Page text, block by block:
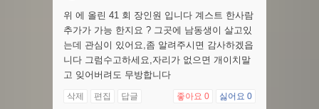
위 에 올린 41 회 장인원 입니다 계스트 한사람
추가가 가능 한지요 ? 그곳에 남동생이 살고있
는데 관심이 있어요,좀 알려주시면 감사하겠읍
니다 그럼수고하세요,자리가 없으면 개이치말
고 잊어버려도 무방합니다
삭제 편집 답글 좋아요 0 싫어요 0